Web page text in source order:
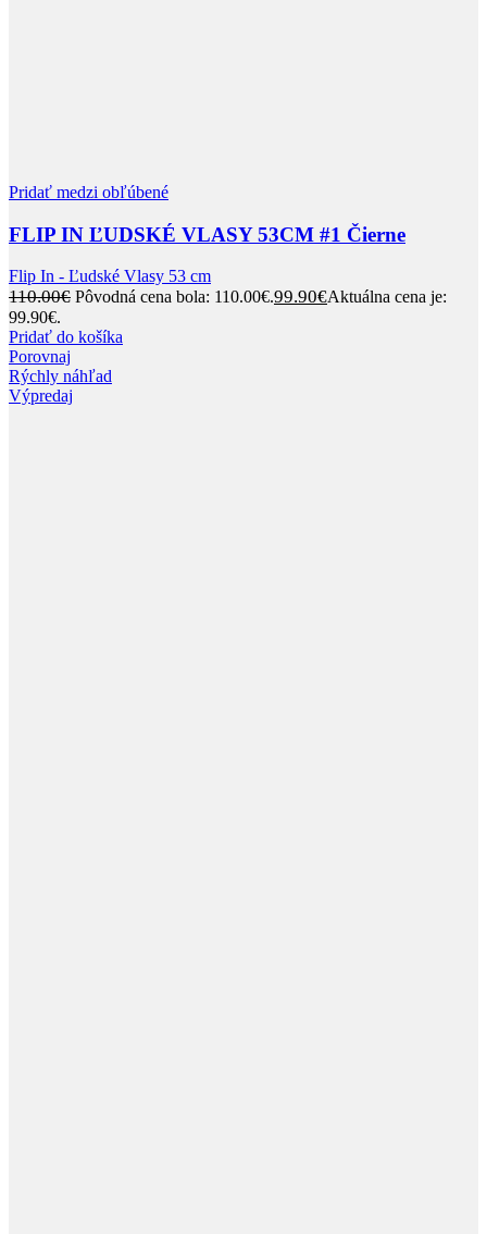
Pridať medzi obľúbené
FLIP IN ĽUDSKÉ VLASY 53CM #1 Čierne
Flip In - Ľudské Vlasy 53 cm
110.00€ Pôvodná cena bola: 110.00€.99.90€Aktuálna cena je:
99.90€.
Pridať do košíka
Porovnaj
Rýchly náhľad
Výpredaj